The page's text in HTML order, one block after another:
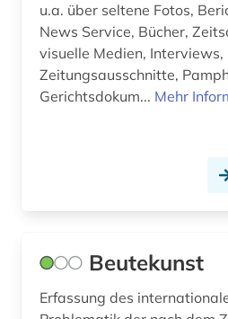
u.a. über seltene Fotos,
News Service, Bücher,
visuelle Medien, Interviews,
Zeitungsausschnitte,
Gerichtsdokum... Mehr
Beutekunst
Erfassung des